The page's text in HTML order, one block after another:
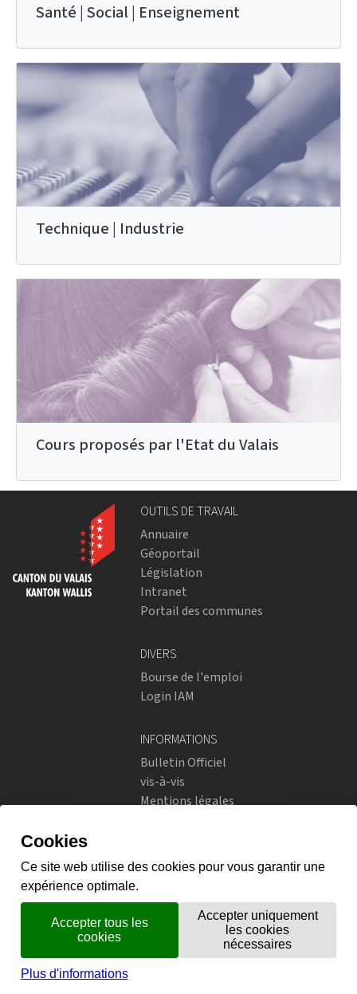
Santé | Social | Enseignement
Technique | Industrie
Cours proposés par l'Etat du Valais
OUTILS DE TRAVAIL
Annuaire
Géoportail
Législation
Intranet
Portail des communes
DIVERS
Bourse de l'emploi
Login IAM
INFORMATIONS
Bulletin Officiel
vis-à-vis
Mentions légales
Instagram
flickr